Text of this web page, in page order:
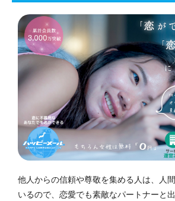
他人からの信頼や尊敬を集める人は、人
いるので、恋愛でも素敵なパートナーと